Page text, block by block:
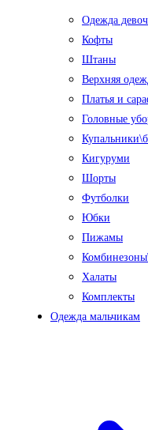
Одежда
Кофты
Штаны
Верхняя
Платья и
Головные
Кигуруми
Шорты
Футболки
Юбки
Пижамы
Халаты
Комплекты
Одежда мальчикам